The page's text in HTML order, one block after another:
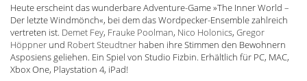
Heute erscheint das wunderbare Adventure-Game »The Inner World –
Der letzte Windmönch«, bei dem das Wordpecker-Ensemble zahlreich
vertreten ist. Demet Fey, Frauke Poolman, Nico Holonics, Gregor
Höppner und Robert Steudtner haben ihre Stimmen den Bewohnern
Asposiens geliehen. Ein Spiel von Studio Fizbin. Erhältlich für PC, MAC,
Xbox One, Playstation 4, iPad!